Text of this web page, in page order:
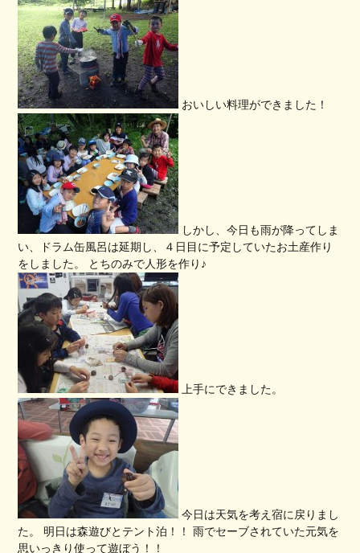
おいしい料理ができました！
しかし、今日も雨が降ってしま
い、ドラム缶風呂は延期し、４日目に予定していたお土産作り
をしました。 とちのみで人形を作り♪
上手にできました。
今日は天気を考え宿に戻りまし
た。 明日は森遊びとテント泊！！ 雨でセーブされていた元気を
思いっきり使って遊ぼう！！